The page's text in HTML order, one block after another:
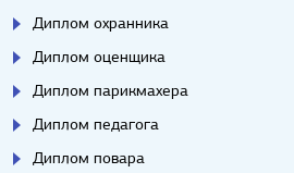
Диплом охранника
Диплом оценщика
Диплом парикмахера
Диплом педагога
Диплом повара